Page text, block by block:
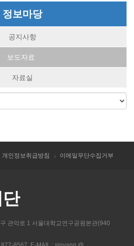
정보마당
공지사항
보도자료
자료실
개인정보취급방침 이메일무단수집거부
관악로 1 서울대학교연구공원본관(940